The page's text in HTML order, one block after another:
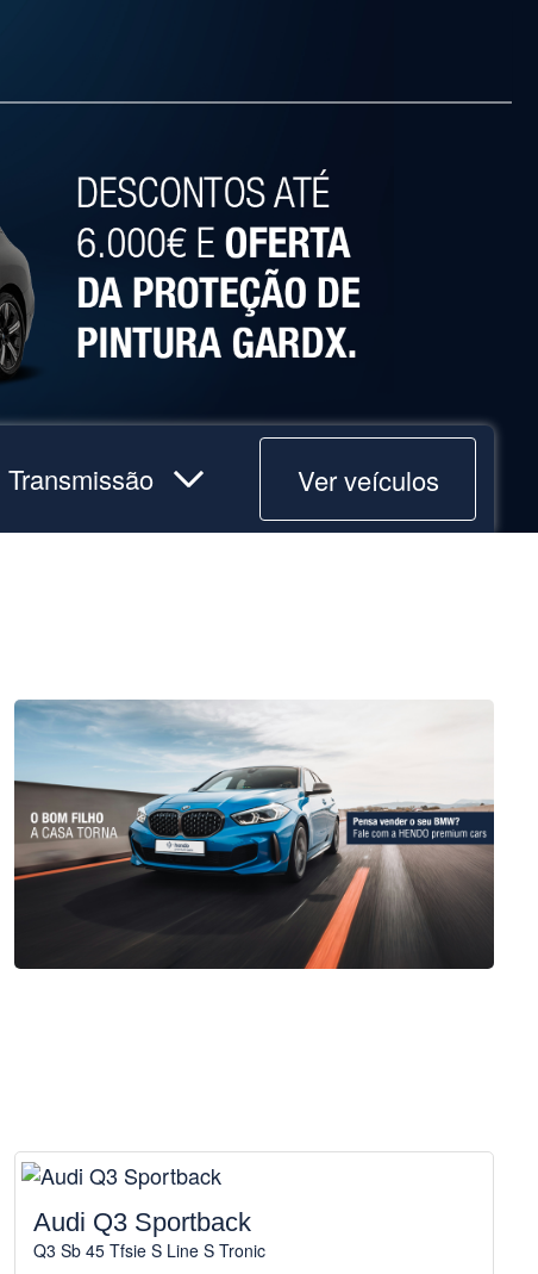
Ver veículos
Audi Q3 Sportback
Q3 Sb 45 Tfsie S Line S Tronic